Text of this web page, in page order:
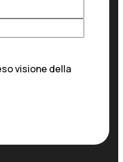
visione della